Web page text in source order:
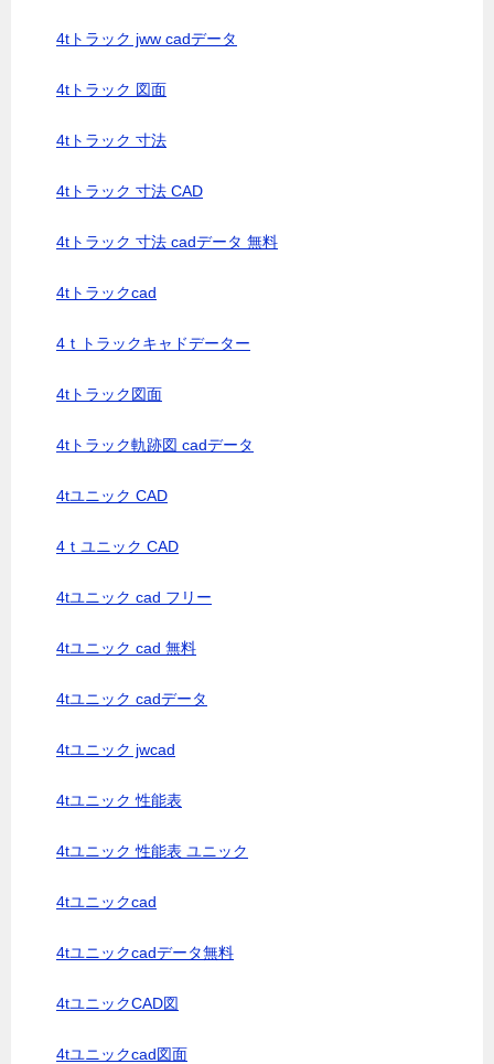
4tトラック jww cadデータ
4tトラック 図面
4tトラック 寸法
4tトラック 寸法 CAD
4tトラック 寸法 cadデータ 無料
4tトラックcad
4ｔトラックキャドデーター
4tトラック図面
4tトラック軌跡図 cadデータ
4tユニック CAD
4ｔユニック CAD
4tユニック cad フリー
4tユニック cad 無料
4tユニック cadデータ
4tユニック jwcad
4tユニック 性能表
4tユニック 性能表 ユニック
4tユニックcad
4tユニックcadデータ無料
4tユニックCAD図
4tユニックcad図面